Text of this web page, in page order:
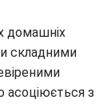
домашніх
складними
асоціюється з